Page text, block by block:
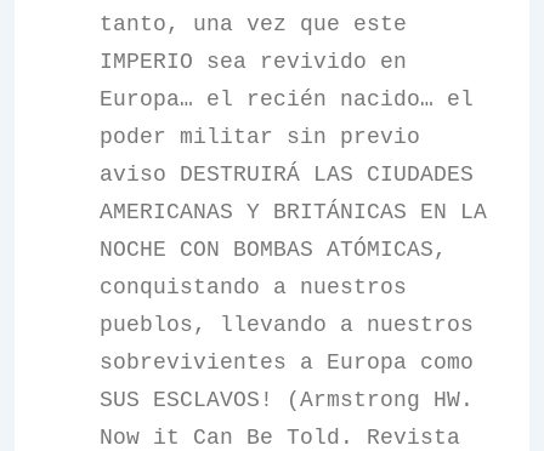
tanto, una vez que este
IMPERIO sea revivido en
Europa… el recién nacido… el
poder militar sin previo
aviso DESTRUIRÁ LAS CIUDADES
AMERICANAS Y BRITÁNICAS EN LA
NOCHE CON BOMBAS ATÓMICAS,
conquistando a nuestros
pueblos, llevando a nuestros
sobrevivientes a Europa como
SUS ESCLAVOS! (Armstrong HW.
Now it Can Be Told. Revista